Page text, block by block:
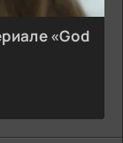
«God